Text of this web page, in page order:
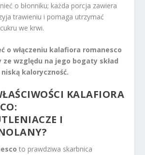
o błonniku; każda porcja zawiera
trawieniu i pomaga utrzymać
we krwi.
o włączeniu kalafiora romanesco
względu na jego bogaty skład
kaloryczność.
KALAFIORA
I
to prawdziwa skarbnica